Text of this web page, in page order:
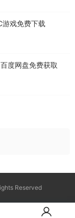
游戏免费下载
度网盘免费获取
Reserved